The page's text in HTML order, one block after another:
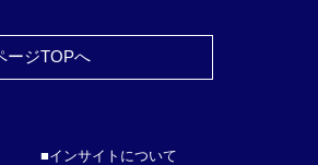
ージTOPへ
インサイトについて